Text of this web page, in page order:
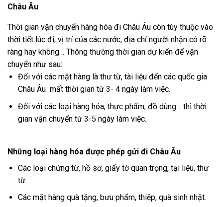
Châu Âu
Thời gian vận chuyển hàng hóa đi Châu Âu còn tùy thuộc vào
thời tiết lúc đi, vị trí của các nước, địa chỉ người nhận có rõ
ràng hay không… Thông thường thời gian dự kiến để vận
chuyển như sau:
Đối với các mặt hàng là thư từ, tài liệu đến các quốc gia
Châu Âu mất thời gian từ 3- 4 ngày làm việc.
Đối với các loại hàng hóa, thực phẩm, đồ dùng… thì thời
gian vận chuyển từ 3-5 ngày làm việc.
Những loại hàng hóa được phép gửi đi Châu Âu
Các loại chứng từ, hồ sơ, giấy tờ quan trọng, tại liệu, thư
từ.
Các mặt hàng quà tặng, bưu phẩm, thiệp, quà sinh nhật.